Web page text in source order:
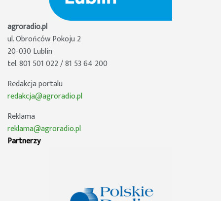
agroradio.pl
ul. Obrońców Pokoju 2
20-030 Lublin
tel. 801 501 022 / 81 53 64 200
Redakcja portalu
redakcja@agroradio.pl
Reklama
reklama@agroradio.pl
Partnerzy